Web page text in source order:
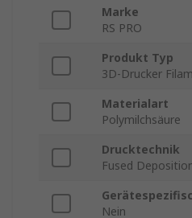
Marke
RS PRO
Produkt Typ
3D-Drucker
Materialart
Polymilchsäure
Drucktechnik
Fused
Nein